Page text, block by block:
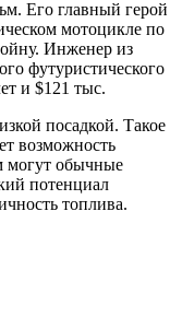
Его главный герой
мотоцикле по
Инженер из
футуристического
и $121 тыс.
посадкой. Такое
возможность
могут обычные
потенциал
топлива.